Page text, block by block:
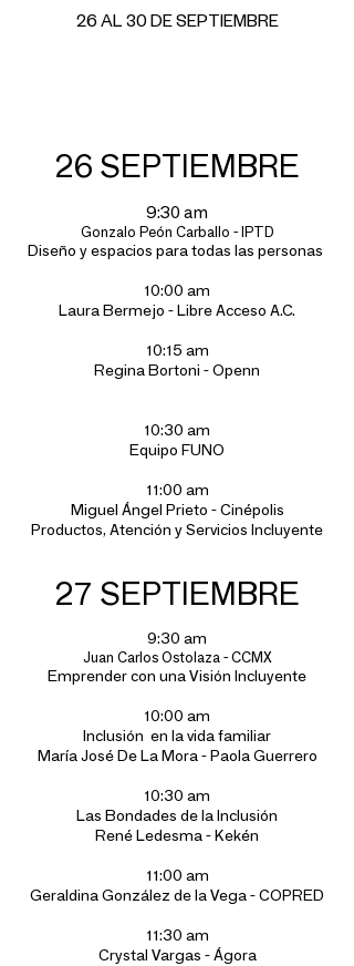
26 AL 30 DE SEPTIEMBRE
26 SEPTIEMBRE
9:30 am
Gonzalo Peón Carballo - IPTD
Diseño y espacios para todas las personas
10:00 am
Laura Bermejo - Libre Acceso A.C.
10:15 am
Regina Bortoni - Openn
10:30 am
Equipo FUNO
11:00 am
Miguel Ángel Prieto - Cinépolis
Productos, Atención y Servicios Incluyente
27 SEPTIEMBRE
9:30 am
Juan Carlos Ostolaza - CCMX
Emprender con una Visión Incluyente
10:00 am
Inclusión en la vida familiar
María José De La Mora - Paola Guerrero
10:30 am
Las Bondades de la Inclusión
René Ledesma - Kekén
11:00 am
Geraldina González de la Vega - COPRED
11:30 am
Crystal Vargas - Ágora